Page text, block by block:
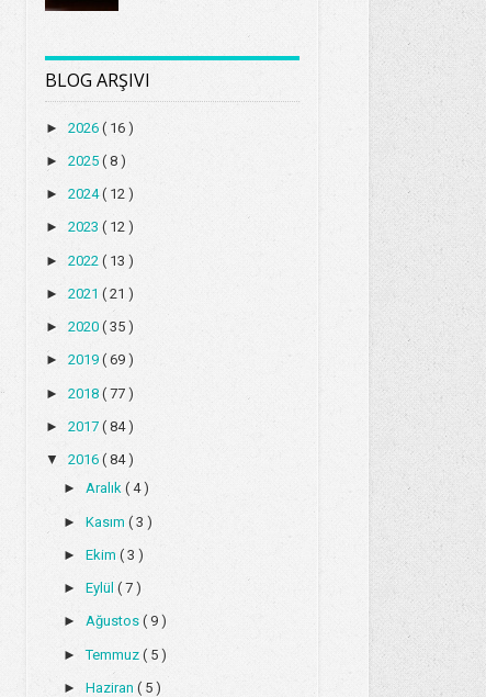
BLOG ARŞIVI
►2026( 16 )
►2025( 8 )
►2024( 12 )
►2023( 12 )
►2022( 13 )
►2021( 21 )
►2020( 35 )
►2019( 69 )
►2018( 77 )
►2017( 84 )
▼2016( 84 )
► Aralık ( 4 )
► Kasım ( 3 )
► Ekim ( 3 )
► Eylül ( 7 )
► Ağustos ( 9 )
►Temmuz ( 5 )
► Haziran ( 5 )